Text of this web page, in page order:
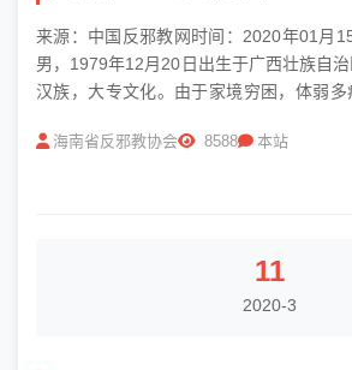
来源：中国反邪教网时间：2020年01
男，1979年12月20日出生于广西壮族自治
汉族，大专文化。由于家境穷困，体弱多
黄腾达，光宗耀祖。关键17岁接触各种
海南省反邪教协会 8588 本站
11
2020-3